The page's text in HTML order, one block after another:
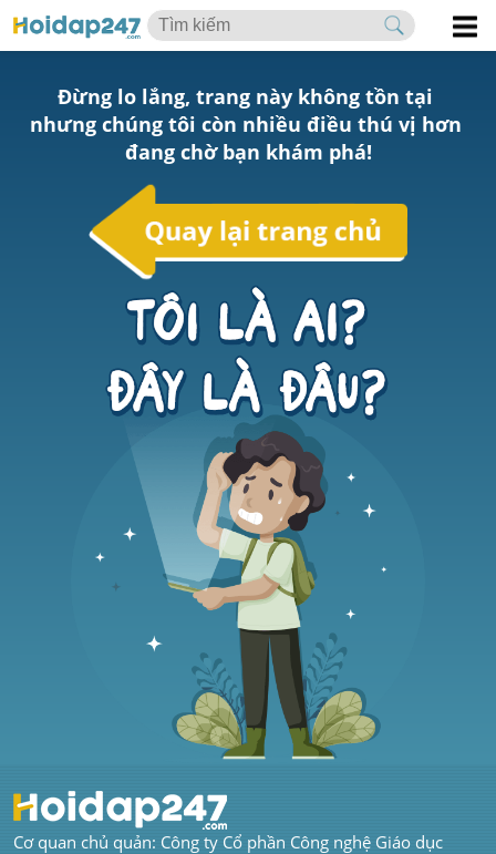
Đừng lo lắng, trang này không tồn tại
nhưng chúng tôi còn nhiều điều thú vị hơn
đang chờ bạn khám phá!
Cơ quan chủ quản: Công ty Cổ phần Công nghệ Giáo dục